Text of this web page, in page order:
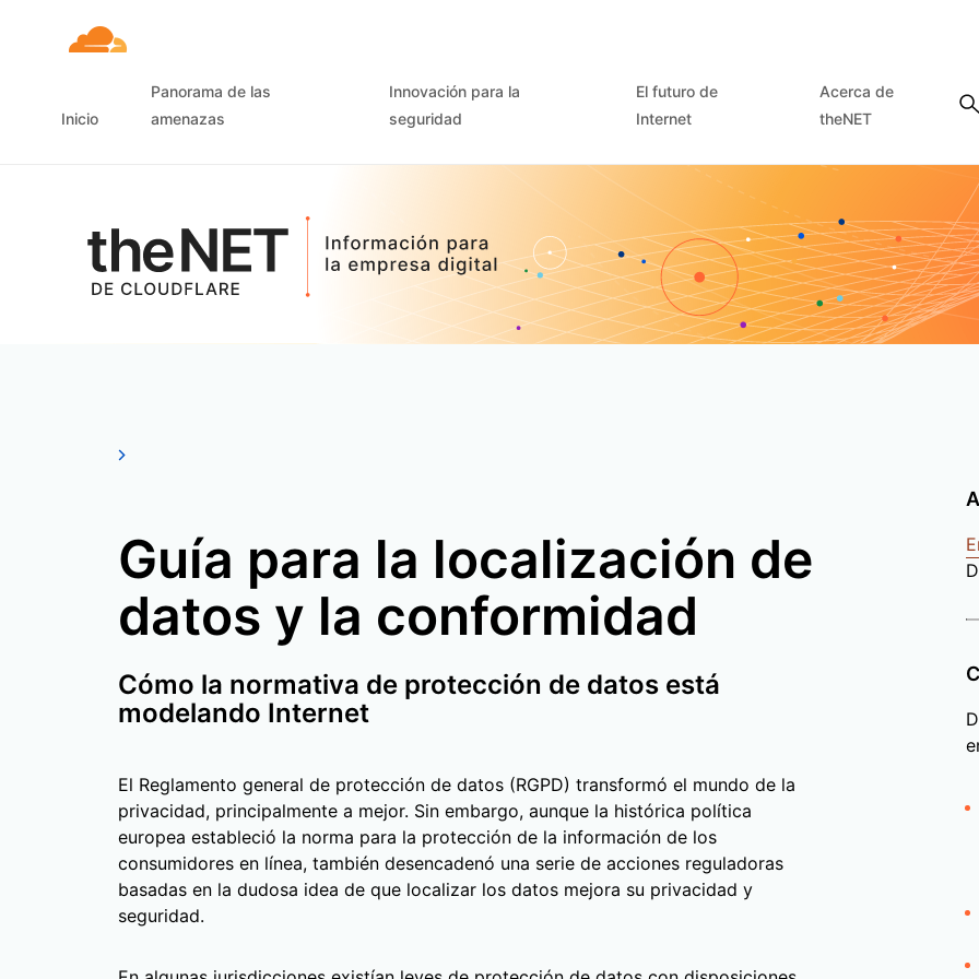
Inicio
Panorama de las
amenazas
Innovación para la
seguridad
El futuro de
Internet
Acerca de
theNET
Guía para la localización de
datos y la conformidad
Cómo la normativa de protección de datos está
modelando Internet
El Reglamento general de protección de datos (RGPD) transformó el mundo de la
privacidad, principalmente a mejor. Sin embargo, aunque la histórica política
europea estableció la norma para la protección de la información de los
consumidores en línea, también desencadenó una serie de acciones reguladoras
basadas en la dudosa idea de que localizar los datos mejora su privacidad y
seguridad.